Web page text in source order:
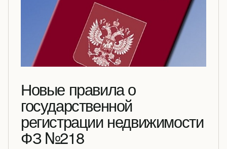
Новые правила о
государственной
регистрации недвижимости
ФЗ №218